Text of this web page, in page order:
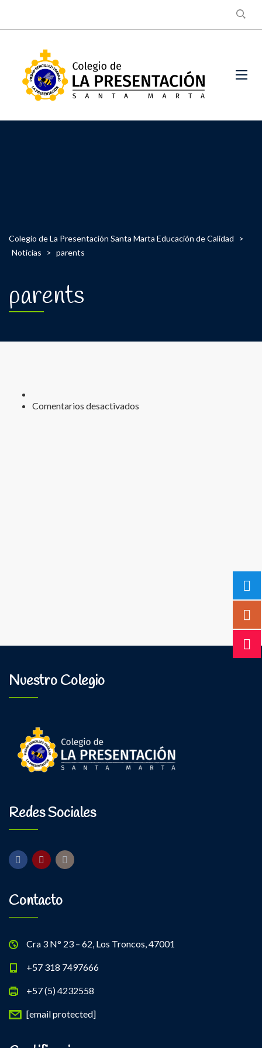
Colegio de La Presentación Santa Marta Educación de Calidad
>
Noticias
> parents
parents
Comentarios desactivados
Nuestro Colegio
Redes Sociales
Contacto
Cra 3 N° 23 – 62, Los Troncos, 47001
+57 318 7497666
+57 (5) 4232558
[email protected]